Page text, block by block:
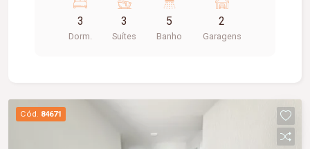
condomínio; Sala de estar integrada; Lavabo;
Cozinha com bancada; Área gourmet com
churrasqueira; Piscina; Paisagismo; Lavabo
Academia completa; Quadra de areia; Campo de
futebol; Salão de festas; Diferenciais: Fachada
moderna; Porta de correr com 04 folhas para
3
Dorm.
3
Suítes
5
Banho
2
Garagens
Cód. 84671